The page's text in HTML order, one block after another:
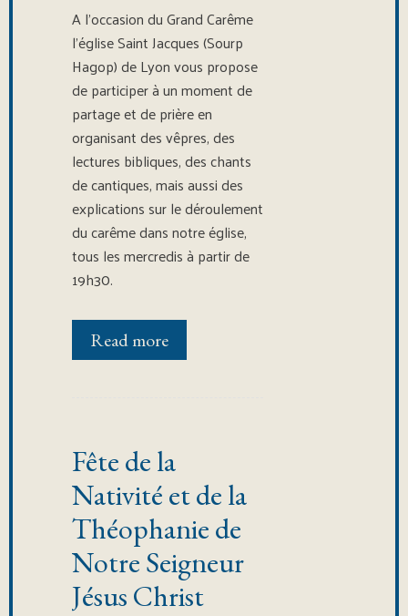
A l’occasion du Grand Carême
l’église Saint Jacques (Sourp
Hagop) de Lyon vous propose
de participer à un moment de
partage et de prière en
organisant des vêpres, des
lectures bibliques, des chants
de cantiques, mais aussi des
explications sur le déroulement
du carême dans notre église,
tous les mercredis à partir de
19h30.
Read more
Fête de la
Nativité et de la
Théophanie de
Notre Seigneur
Jésus Christ